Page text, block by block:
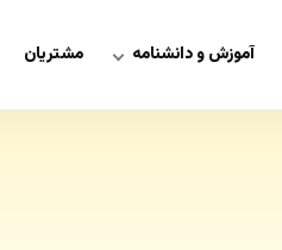
آموزش و دانشنامه مشتریان